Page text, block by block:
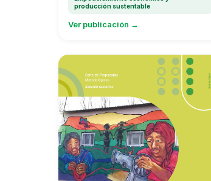
producción sustentable
Ver publicación →